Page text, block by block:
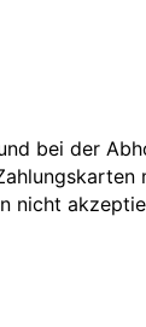
bei der
nicht